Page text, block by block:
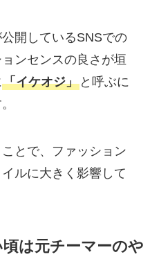
開しているSNSでの
ンセンスの良さが垣
「イケオジ」と呼ぶに
とで、ファッション
ルに大きく影響して
は元チーマーのや